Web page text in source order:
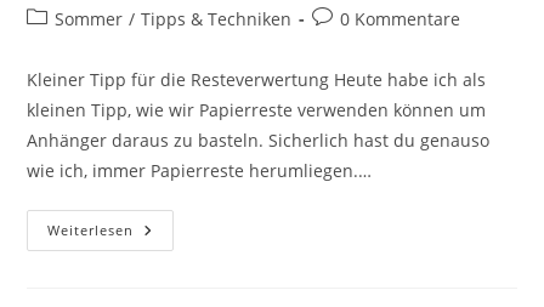
Sommer / Tipps & Techniken 0 Kommentare
Kleiner Tipp für die Resteverwertung Heute habe ich als
kleinen Tipp, wie wir Papierreste verwenden können um
Anhänger daraus zu basteln. Sicherlich hast du genauso
wie ich, immer Papierreste herumliegen.…
Weiterlesen